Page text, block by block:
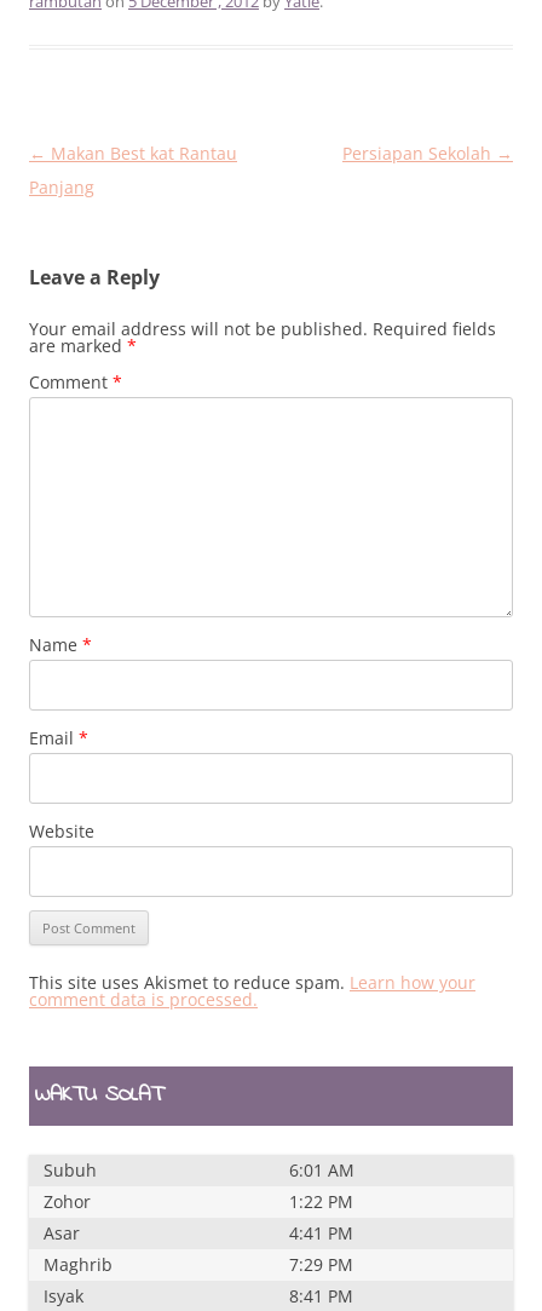
Post
navigation
← Makan Best kat Rantau
Panjang
Persiapan Sekolah →
Leave a Reply
Your email address will not be published. Required fields
are marked *
Comment *
Name *
Email *
Website
This site uses Akismet to reduce spam. Learn how your
comment data is processed.
WAKTU SOLAT
Subuh
6:01 AM
Zohor
1:22 PM
Asar
4:41 PM
Maghrib
7:29 PM
Isyak
8:41 PM